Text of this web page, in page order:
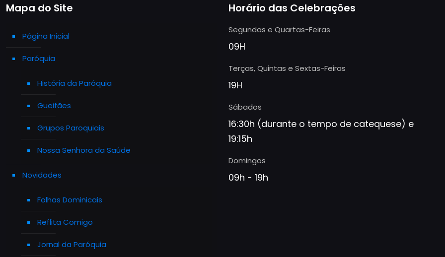
Mapa do Site
Página Inicial
Paróquia
História da Paróquia
Gueifães
Grupos Paroquiais
Nossa Senhora da Saúde
Novidades
Folhas Dominicais
Reflita Comigo
Jornal da Paróquia
Horário das Celebrações
Segundas e Quartas-Feiras
09H
Terças, Quintas e Sextas-Feiras
19H
Sábados
16:30h (durante o tempo de catequese) e
19:15h
Domingos
09h - 19h